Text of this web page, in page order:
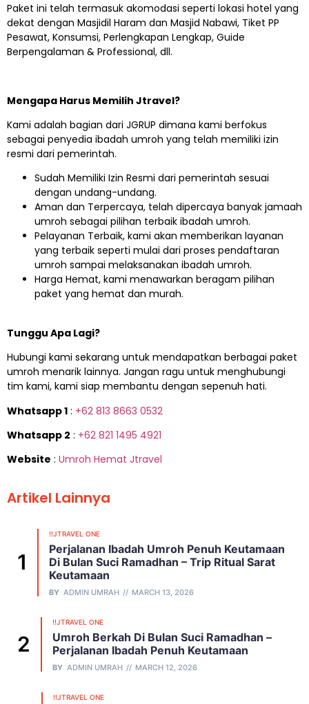
Paket ini telah termasuk akomodasi seperti lokasi hotel yang
dekat dengan Masjidil Haram dan Masjid Nabawi, Tiket PP
Pesawat, Konsumsi, Perlengkapan Lengkap, Guide
Berpengalaman & Professional, dll.
Mengapa Harus Memilih Jtravel?
Kami adalah bagian dari JGRUP dimana kami berfokus
sebagai penyedia ibadah umroh yang telah memiliki izin
resmi dari pemerintah.
Sudah Memiliki Izin Resmi dari pemerintah sesuai
dengan undang-undang.
Aman dan Terpercaya, telah dipercaya banyak jamaah
umroh sebagai pilihan terbaik ibadah umroh.
Pelayanan Terbaik, kami akan memberikan layanan
yang terbaik seperti mulai dari proses pendaftaran
umroh sampai melaksanakan ibadah umroh.
Harga Hemat, kami menawarkan beragam pilihan
paket yang hemat dan murah.
Tunggu Apa Lagi?
Hubungi kami sekarang untuk mendapatkan berbagai paket
umroh menarik lainnya. Jangan ragu untuk menghubungi
tim kami, kami siap membantu dengan sepenuh hati.
Whatsapp 1 : +62 813 8663 0532
Whatsapp 2 : +62 821 1495 4921
Website : Umroh Hemat Jtravel
Artikel Lainnya
!!JTRAVEL ONE
Perjalanan Ibadah Umroh Penuh Keutamaan
Di Bulan Suci Ramadhan – Trip Ritual Sarat
Keutamaan
BY ADMIN UMRAH MARCH 13, 2026
!!JTRAVEL ONE
Umroh Berkah Di Bulan Suci Ramadhan –
Perjalanan Ibadah Penuh Keutamaan
BY ADMIN UMRAH MARCH 12, 2026
!!JTRAVEL ONE